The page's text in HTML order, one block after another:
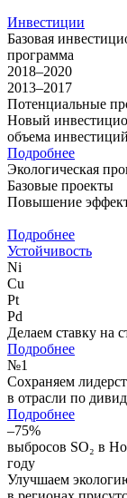
Инвестиции
Базовая
программа
2018–2020
2013–2017
Потенциальные
Новый
объема инвестиций
Подробнее
Экологическая
Базовые проекты
Повышение
Подробнее
Устойчивость
Ni
Cu
Pt
Pd
Делаем ставку на
Подробнее
№1
Сохраняем
в отрасли по
Подробнее
–75%
выбросов SO₂ в
году
Улучшаем